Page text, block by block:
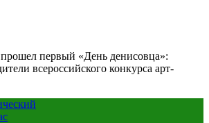
первый «День денисовца»:
всероссийского конкурса арт-